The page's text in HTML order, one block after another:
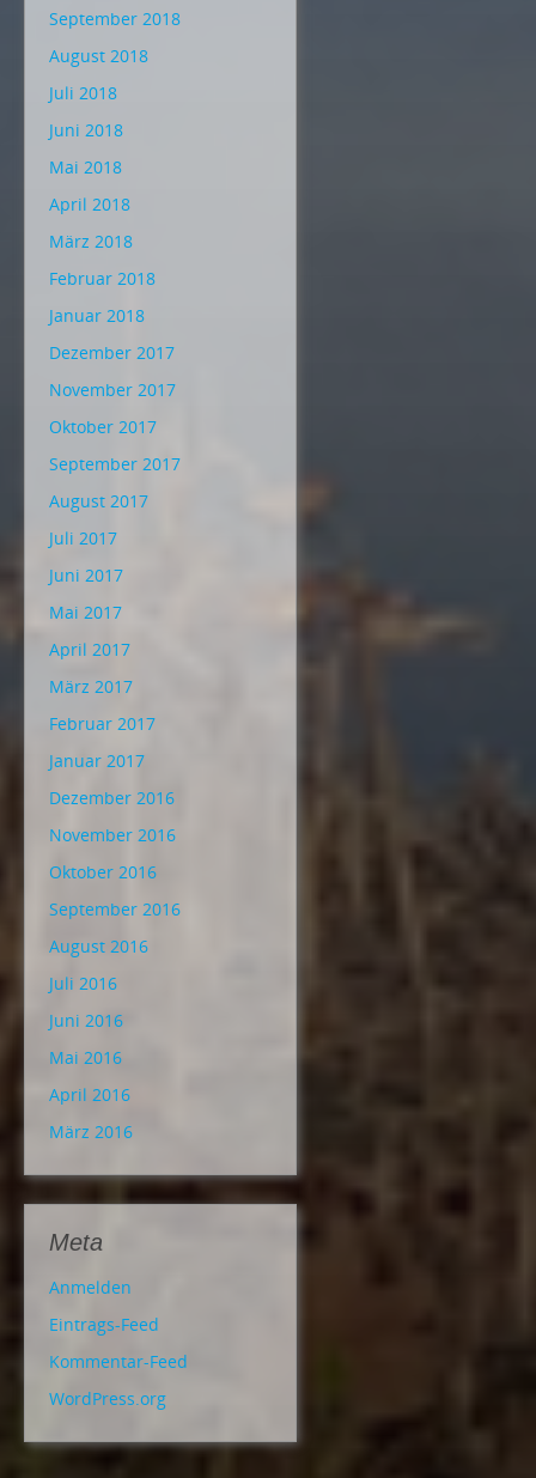
September 2018
August 2018
Juli 2018
Juni 2018
Mai 2018
April 2018
März 2018
Februar 2018
Januar 2018
Dezember 2017
November 2017
Oktober 2017
September 2017
August 2017
Juli 2017
Juni 2017
Mai 2017
April 2017
März 2017
Februar 2017
Januar 2017
Dezember 2016
November 2016
Oktober 2016
September 2016
August 2016
Juli 2016
Juni 2016
Mai 2016
April 2016
März 2016
Meta
Anmelden
Eintrags-Feed
Kommentar-Feed
WordPress.org